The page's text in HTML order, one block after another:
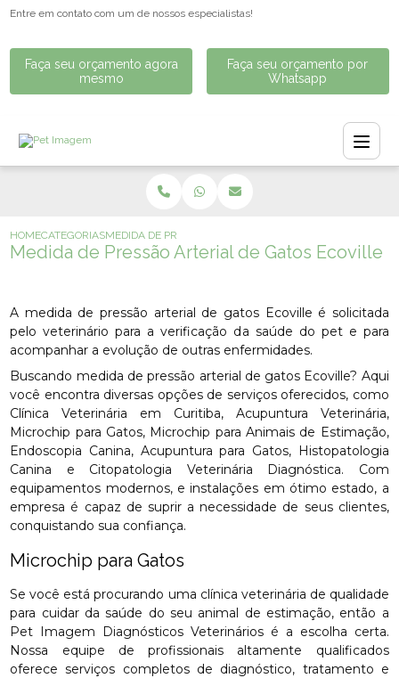
Entre em contato com um de nossos especialistas!
Faça seu orçamento agora
mesmo
Faça seu orçamento por
Whatsapp
HOMECATEGORIASMEDIDA DE PRESSÃO ARTERIAL DE GATOS ECOVILLE
Medida de Pressão Arterial de Gatos Ecoville
A medida de pressão arterial de gatos Ecoville é solicitada
pelo veterinário para a verificação da saúde do pet e para
acompanhar a evolução de outras enfermidades.
Buscando medida de pressão arterial de gatos Ecoville? Aqui
você encontra diversas opções de serviços oferecidos, como
Clínica Veterinária em Curitiba, Acupuntura Veterinária,
Microchip para Gatos, Microchip para Animais de Estimação,
Endoscopia Canina, Acupuntura para Gatos, Histopatologia
Canina e Citopatologia Veterinária Diagnóstica. Com
equipamentos modernos, e instalações em ótimo estado, a
empresa é capaz de suprir a necessidade de seus clientes,
conquistando sua confiança.
Microchip para Gatos
Se você está procurando uma clínica veterinária de qualidade
para cuidar da saúde do seu animal de estimação, então a
Pet Imagem Diagnósticos Veterinários é a escolha certa.
Nossa equipe de profissionais altamente qualificados
oferece serviços completos de diagnóstico, tratamento e